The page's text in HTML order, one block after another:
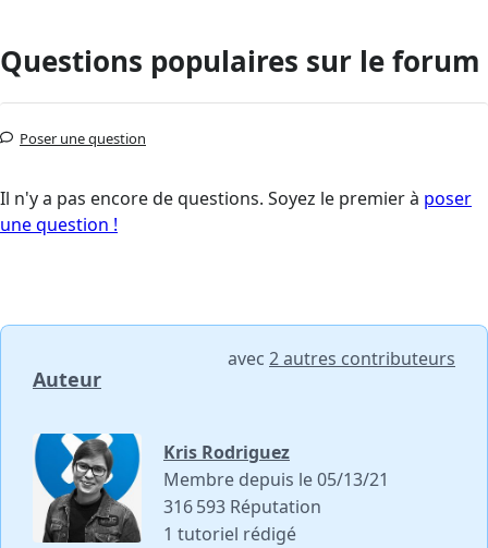
Questions populaires sur le forum
Poser une question
Il n'y a pas encore de questions. Soyez le premier à poser
une question !
Auteur
avec 2 autres contributeurs
Kris Rodriguez
Membre depuis le 05/13/21
316 593 Réputation
1 tutoriel rédigé